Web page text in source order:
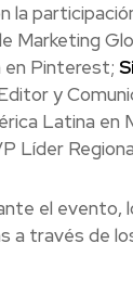
la
Marketing
en Pinterest;
y
Latina en
Líder
el
a través de